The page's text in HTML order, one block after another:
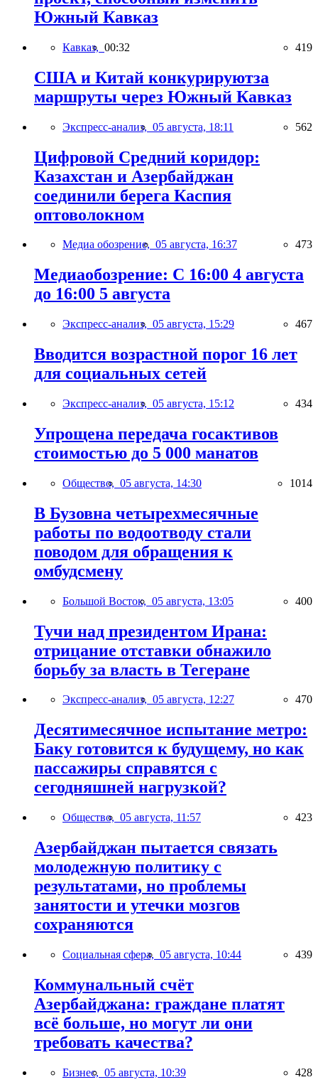
Южный Кавказ
Кавказ, 00:32 419
США и Китай конкурируютза
маршруты через Южный Кавказ
Экспресс-анализ, 05 августа, 18:11 562
Цифровой Средний коридор:
Казахстан и Азербайджан
соединили берега Каспия
оптоволокном
Медиа обозрение, 05 августа, 16:37 473
Медиаобозрение: С 16:00 4 августа
до 16:00 5 августа
Экспресс-анализ, 05 августа, 15:29 467
Вводится возрастной порог 16 лет
для социальных сетей
Экспресс-анализ, 05 августа, 15:12 434
Упрощена передача госактивов
стоимостью до 5 000 манатов
Общество, 05 августа, 14:30 1014
В Бузовна четырехмесячные
работы по водоотводу стали
поводом для обращения к
омбудсмену
Большой Восток, 05 августа, 13:05 400
Тучи над президентом Ирана:
отрицание отставки обнажило
борьбу за власть в Тегеране
Экспресс-анализ, 05 августа, 12:27 470
Десятимесячное испытание метро:
Баку готовится к будущему, но как
пассажиры справятся с
сегодняшней нагрузкой?
Общество, 05 августа, 11:57 423
Азербайджан пытается связать
молодежную политику с
результатами, но проблемы
занятости и утечки мозгов
сохраняются
Социальная сфера, 05 августа, 10:44 439
Коммунальный счёт
Азербайджана: граждане платят
всё больше, но могут ли они
требовать качества?
Бизнес, 05 августа, 10:39 428